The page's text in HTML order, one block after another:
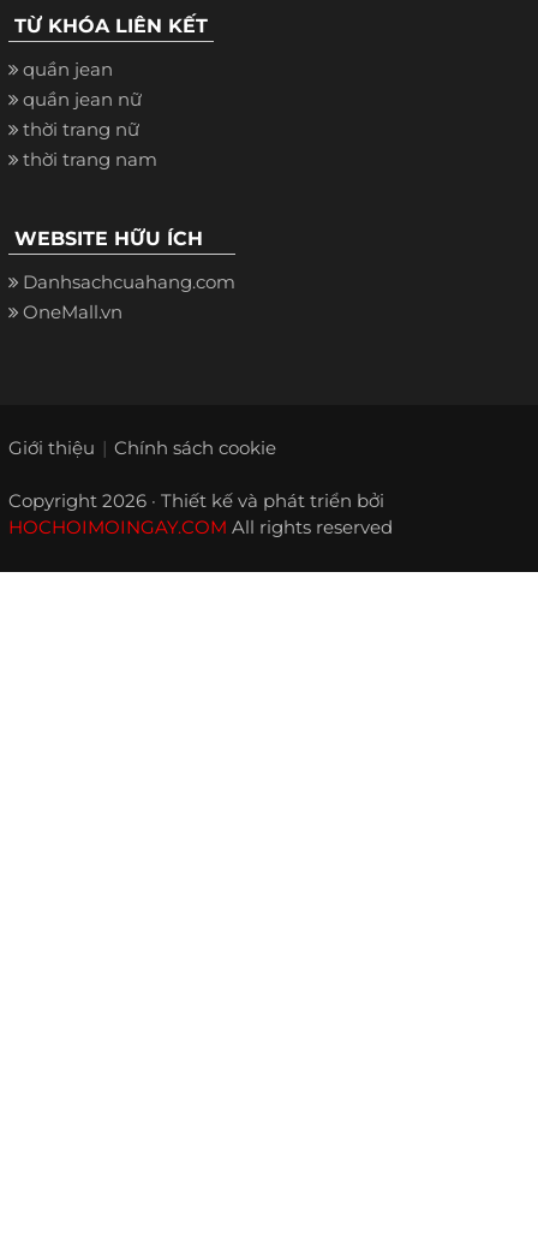
TỪ KHÓA LIÊN KẾT
quần jean
quần jean nữ
thời trang nữ
thời trang nam
WEBSITE HỮU ÍCH
Danhsachcuahang.com
OneMall.vn
Giới thiệu Chính sách cookie
Copyright 2026 · Thiết kế và phát triển bởi
HOCHOIMOINGAY.COM All rights reserved